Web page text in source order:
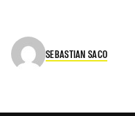
SEBASTIAN SACO